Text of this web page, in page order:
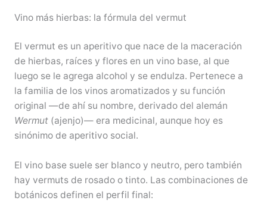
Vino más hierbas: la fórmula del vermut
El vermut es un aperitivo que nace de la maceración
de hierbas, raíces y flores en un vino base, al que
luego se le agrega alcohol y se endulza. Pertenece a
la familia de los vinos aromatizados y su función
original —de ahí su nombre, derivado del alemán
Wermut(ajenjo)— era medicinal, aunque hoy es
sinónimo de aperitivo social.
El vino base suele ser blanco y neutro, pero también
hay vermuts de rosado o tinto. Las combinaciones de
botánicos definen el perfil final: